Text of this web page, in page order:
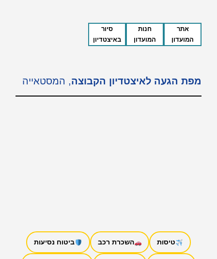
אתר
המועדון
חנות
המועדון
סיור
באיצטדיון
מפת הגעה לאיצטדיון הקבוצה, המסטאייה
טיסות השכרת רכב ביטוח נסיעות